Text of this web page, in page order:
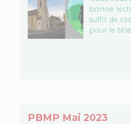
bonne
suffit de
pour le
PBMP Mai 2023